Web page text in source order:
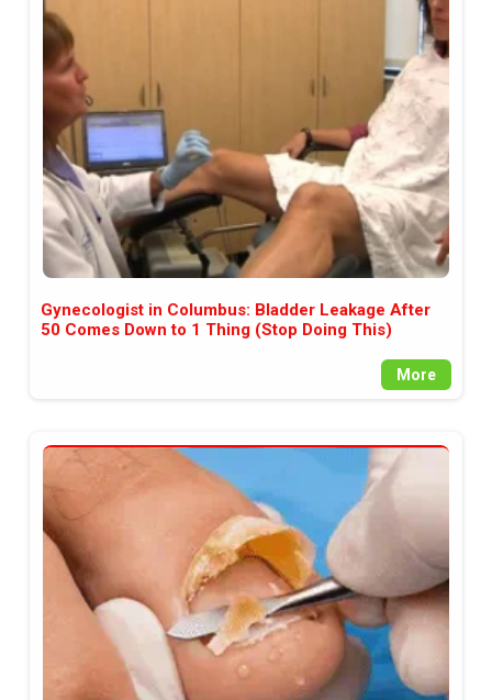
Gynecologist in Columbus: Bladder Leakage After
50 Comes Down to 1 Thing (Stop Doing This)
More